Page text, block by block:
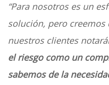
“Para nosotros es un
solución, pero creemos
nuestros clientes
el riesgo como un
sabemos de la